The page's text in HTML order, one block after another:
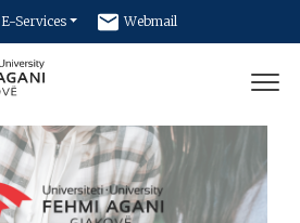
E-Services Webmail
Newsletter